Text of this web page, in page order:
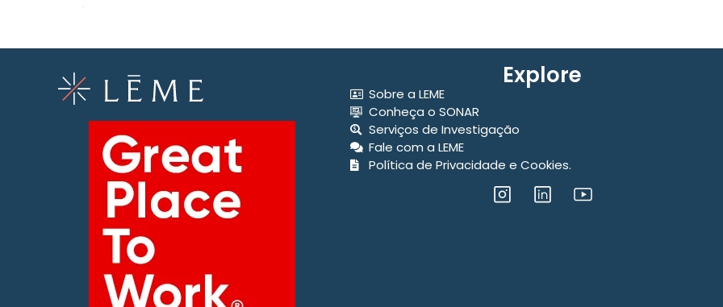
Explore
Sobre a LEME
Conheça o SONAR
Serviços de Investigação
Fale com a LEME
Política de Privacidade e Cookies.